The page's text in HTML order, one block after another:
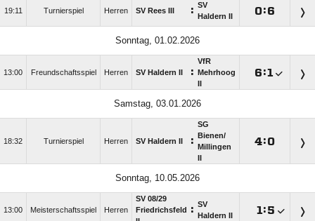
19:11 Turnierspiel Herren SV Rees III : SV
Haldern II
:
Sonntag, 01.02.2026
13:00 Freundschaftsspiel Herren SV Haldern II :
VfR
Mehrhoog
:
Samstag, 03.01.2026
18:32 Turnierspiel Herren SV Haldern II :
SG
Bienen/​
Millingen
:
Sonntag, 10.05.2026
13:00 Meisterschaftsspiel Herren
SV 08/​29
Friedrichsfeld
: SV
Haldern II
: